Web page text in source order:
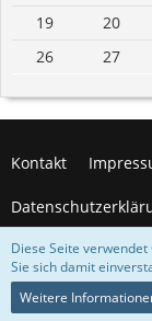
19
20
26
27
Kontakt
©
Diese Seite
Sie sich damit
Weitere